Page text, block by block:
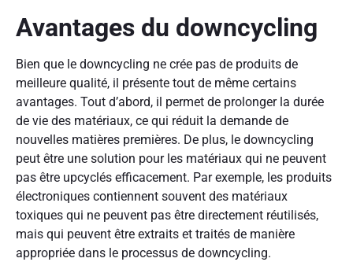
Avantages du downcycling
Bien que le downcycling ne crée pas de produits de
meilleure qualité, il présente tout de même certains
avantages. Tout d’abord, il permet de prolonger la durée
de vie des matériaux, ce qui réduit la demande de
nouvelles matières premières. De plus, le downcycling
peut être une solution pour les matériaux qui ne peuvent
pas être upcyclés efficacement. Par exemple, les produits
électroniques contiennent souvent des matériaux
toxiques qui ne peuvent pas être directement réutilisés,
mais qui peuvent être extraits et traités de manière
appropriée dans le processus de downcycling.